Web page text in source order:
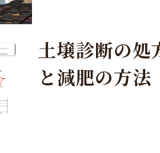
しょう！
土壌診断の処
と減肥の方法